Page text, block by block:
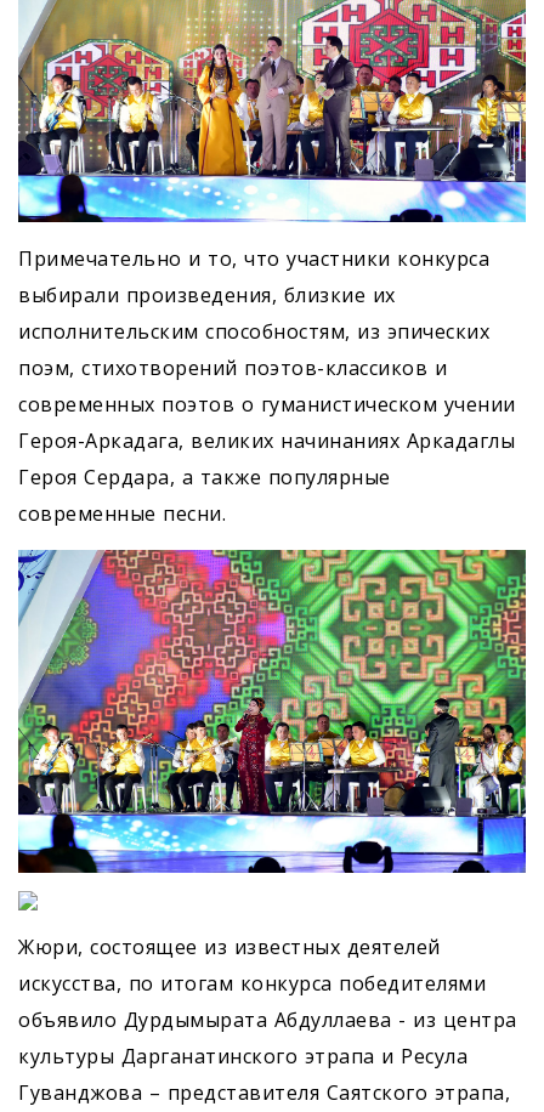
Примечательно и то, что участники конкурса
выбирали произведения, близкие их
исполнительским способностям, из эпических
поэм, стихотворений поэтов-классиков и
современных поэтов о гуманистическом учении
Героя-Аркадага, великих начинаниях Аркадаглы
Героя Сердара, а также популярные
современные песни.
Жюри, состоящее из известных деятелей
искусства, по итогам конкурса победителями
объявило Дурдымырата Абдуллаева - из центра
культуры Дарганатинского этрапа и Ресула
Гуванджова – представителя Саятского этрапа,